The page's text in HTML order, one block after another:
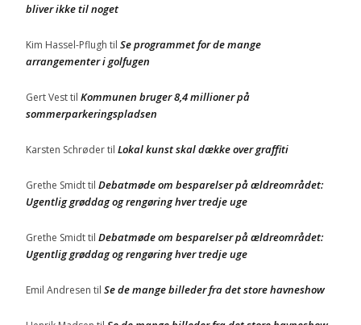
bliver ikke til noget
Kim Hassel-Pflugh til Se programmet for de mange
arrangementer i golfugen
Gert Vesttil Kommunen bruger 8,4 millioner på
sommerparkeringspladsen
Karsten Schrødertil Lokal kunst skal dække over graffiti
Grethe Smidttil Debatmøde om besparelser på ældreområdet:
Ugentlig grøddag og rengøring hver tredje uge
Grethe Smidttil Debatmøde om besparelser på ældreområdet:
Ugentlig grøddag og rengøring hver tredje uge
Emil Andresen til Se de mange billeder fra det store havneshow